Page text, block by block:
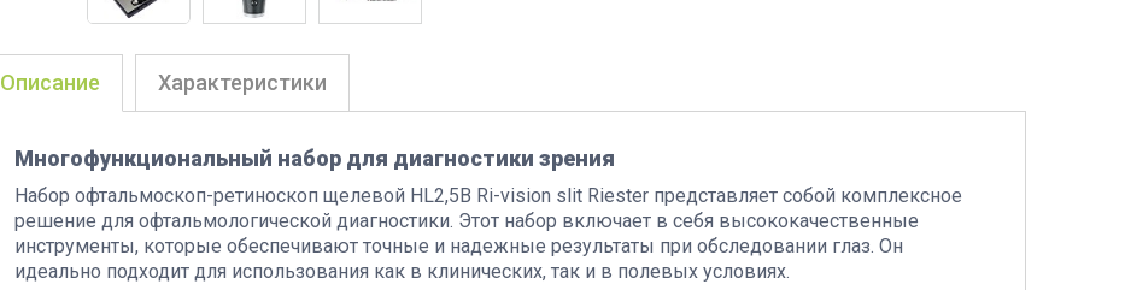
Описание
Многофункциональный набор для диагностики зрения
Набор офтальмоскоп-ретиноскоп щелевой HL2,5В Ri-vision slit Riester представляет собой комплексное
решение для офтальмологической диагностики. Этот набор включает в себя высококачественные
инструменты, которые обеспечивают точные и надежные результаты при обследовании глаз. Он
идеально подходит для использования как в клинических, так и в полевых условиях.
Характеристики